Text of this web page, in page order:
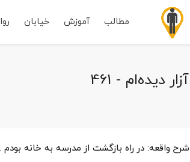
مطالب آموزش خیابان
آزار دیده‌ام - 461
شرح واقعه: در راه بازگشت از مدرسه به خانه